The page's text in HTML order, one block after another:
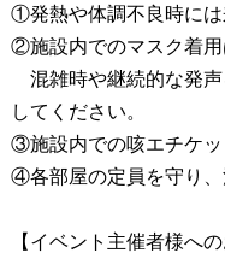
①発熱や体調不良時には
②施設内でのマスク着用
混雑時や継続的な発声
してください。
③施設内での咳エチケッ
④各部屋の定員を守り、
【イベント主催者様への